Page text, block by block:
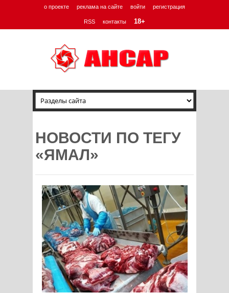
о проекте реклама на сайте войти регистрация
RSS контакты 18+
НОВОСТИ ПО ТЕГУ
«ЯМАЛ»